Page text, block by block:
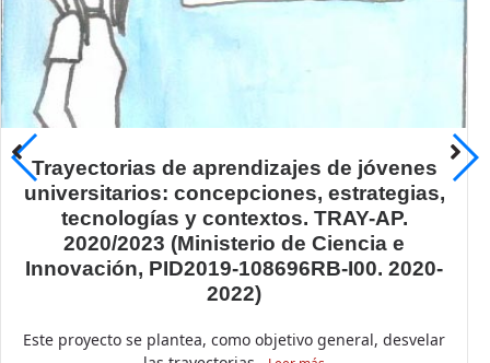
Trayectorias de aprendizajes de jóvenes
universitarios: concepciones, estrategias,
tecnologías y contextos. TRAY-AP.
2020/2023 (Ministerio de Ciencia e
Innovación, PID2019-108696RB-I00. 2020-
2022)
Este proyecto se plantea, como objetivo general, desvelar